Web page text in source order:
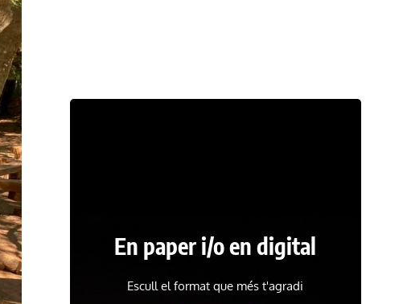
En paper i/o en digital
Escull el format que més t'agradi